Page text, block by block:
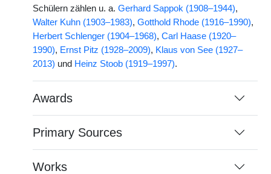
Schülern zählen u. a. Gerhard Sappok (1908–1944),
Walter Kuhn (1903–1983), Gotthold Rhode (1916–1990),
Herbert Schlenger (1904–1968), Carl Haase (1920–
1990), Ernst Pitz (1928–2009), Klaus von See (1927–
2013) und Heinz Stoob (1919–1997).
Awards
Primary Sources
Works